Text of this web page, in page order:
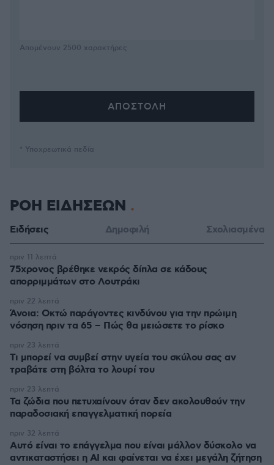
Απομένουν 2500 χαρακτήρες
* Υποχρεωτικά πεδία
ΡΟΗ ΕΙΔΗΣΕΩΝ
Ειδήσεις Δημοφιλή Σχολιασμένα
75χρονος βρέθηκε νεκρός δίπλα σε κάδους
απορριμμάτων στο Λουτράκι
πριν 11 λεπτά
Άνοια: Οκτώ παράγοντες κινδύνου για την πρώιμη
νόσηση πριν τα 65 – Πώς θα μειώσετε το ρίσκο
πριν 22 λεπτά
Τι μπορεί να συμβεί στην υγεία του σκύλου σας αν
τραβάτε στη βόλτα το λουρί του
πριν 23 λεπτά
Τα ζώδια που πετυχαίνουν όταν δεν ακολουθούν την
παραδοσιακή επαγγελματική πορεία
πριν 23 λεπτά
Αυτό είναι το επάγγελμα που είναι μάλλον δύσκολο να
αντικαταστήσει η AI και φαίνεται να έχει μεγάλη ζήτηση
πριν 32 λεπτά